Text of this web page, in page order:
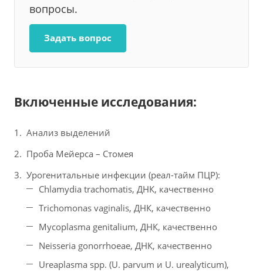
вопросы.
Задать вопрос
Включенные исследования:
Анализ выделений
Проба Мейерса – Стомея
Урогенитальные инфекции (реал-тайм ПЦР):
Chlamydia trachomatis, ДНК, качественно
Trichomonas vaginalis, ДНК, качественно
Mycoplasma genitalium, ДНК, качественно
Neisseria gonorrhoeae, ДНК, качественно
Ureaplasma spp. (U. parvum и U. urealyticum),